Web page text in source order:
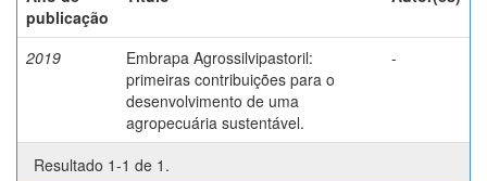
publicação
2019
Embrapa Agrossilvipastoril:
primeiras contribuições para o
desenvolvimento de uma
agropecuária sustentável.
-
Resultado 1-1 de 1.